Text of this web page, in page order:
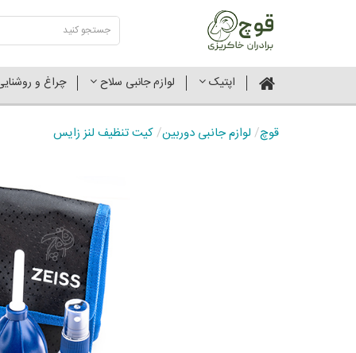
اپتیک لوازم جانبی سلاح چراغ و
قوچ/ لوازم جانبی دوربین/ کیت تنظیف لنز زایس